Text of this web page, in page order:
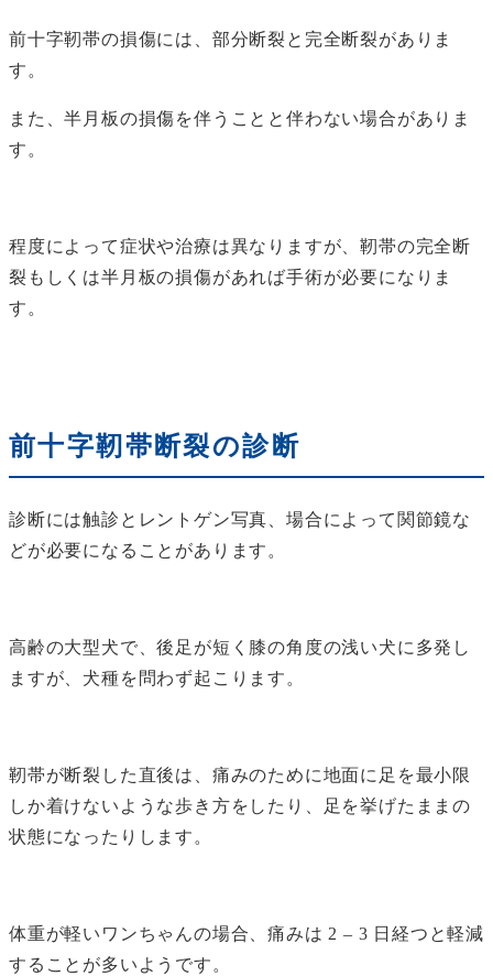
前十字靭帯の損傷には、部分断裂と完全断裂がありま
す。
また、半月板の損傷を伴うことと伴わない場合がありま
す。
程度によって症状や治療は異なりますが、靭帯の完全断
裂もしくは半月板の損傷があれば手術が必要になりま
す。
前十字靭帯断裂の診断
診断には触診とレントゲン写真、場合によって関節鏡な
どが必要になることがあります。
高齢の大型犬で、後足が短く膝の角度の浅い犬に多発し
ますが、犬種を問わず起こります。
靭帯が断裂した直後は、痛みのために地面に足を最小限
しか着けないような歩き方をしたり、足を挙げたままの
状態になったりします。
体重が軽いワンちゃんの場合、痛みは 2 – 3 日経つと軽減
することが多いようです。